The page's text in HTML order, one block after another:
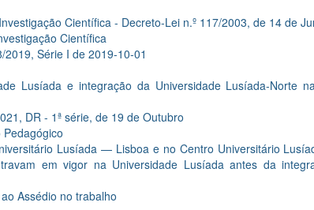
Científica - Decreto-Lei n.º 117/2003, de 14 de
Científica
2019, Série I de 2019-10-01
Lusíada e integração da Universidade Lusíada-Norte
DR - 1ª série, de 19 de Outubro
Lusíada — Lisboa e no Centro Universitário
em vigor na Universidade Lusíada antes da
Assédio no trabalho